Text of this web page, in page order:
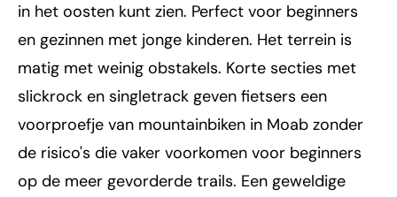
in het oosten kunt zien. Perfect voor beginners
en gezinnen met jonge kinderen. Het terrein is
matig met weinig obstakels. Korte secties met
slickrock en singletrack geven fietsers een
voorproefje van mountainbiken in Moab zonder
de risico's die vaker voorkomen voor beginners
op de meer gevorderde trails. Een geweldige